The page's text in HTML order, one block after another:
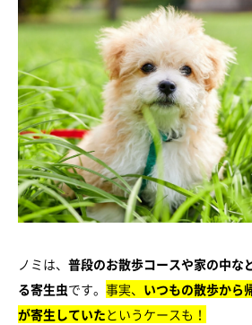
ノミは、 普段のお散歩コースや家の中な
る寄生虫です。 事実、 いつもの散歩から
が寄生していたというケースも！